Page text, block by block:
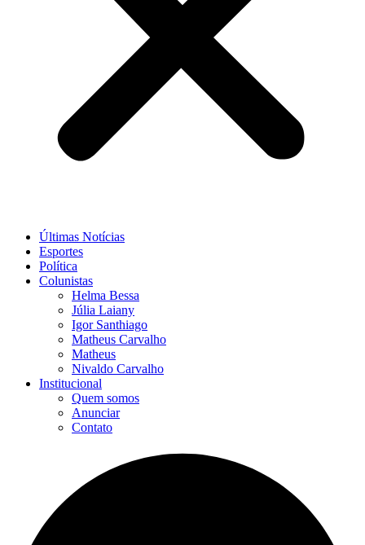
Últimas Notícias
Esportes
Política
Colunistas
Helma Bessa
Júlia Laiany
Igor Santhiago
Matheus Carvalho
Matheus
Nivaldo Carvalho
Institucional
Quem somos
Anunciar
Contato